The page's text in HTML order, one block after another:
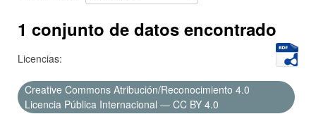
Acerca de
1 conjunto de datos encontrado
Licencias:
Creative Commons Atribución/Reconocimiento 4.0
Licencia Pública Internacional — CC BY 4.0